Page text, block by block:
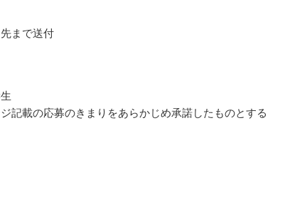
まで送付
記載の応募のきまりをあらかじめ承諾したものとする